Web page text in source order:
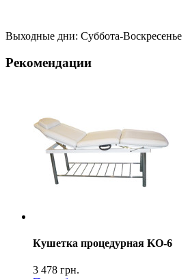
Выходные дни: Суббота-Воскресенье
Рекомендации
Кушетка процедурная KO-6
3 478 грн.